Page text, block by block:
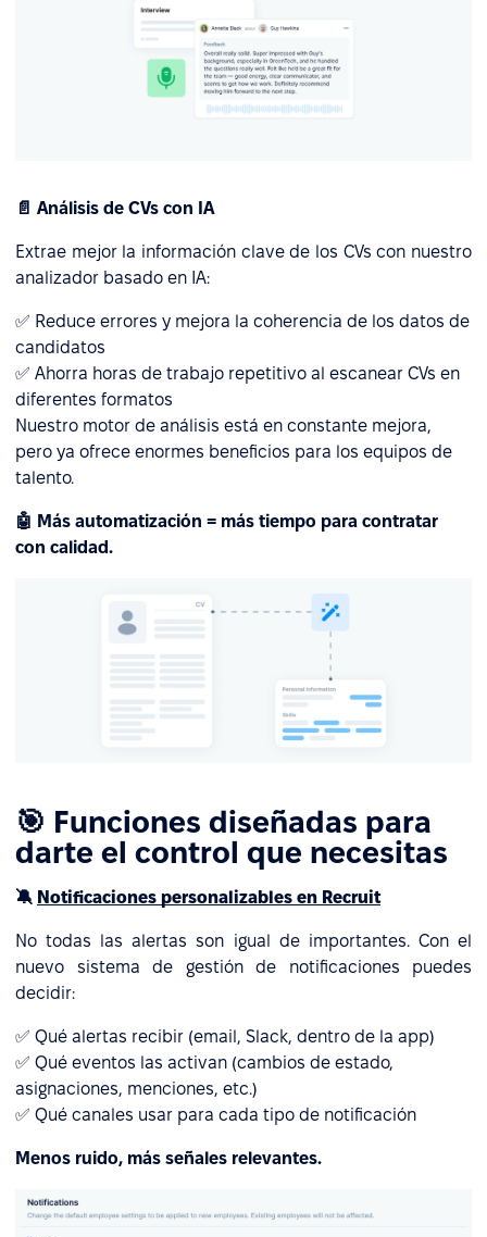
📄 Análisis de CVs con IA
Extrae mejor la información clave de los CVs con nuestro
analizador basado en IA:
✅ Reduce errores y mejora la coherencia de los datos de
candidatos
✅ Ahorra horas de trabajo repetitivo al escanear CVs en
diferentes formatos
Nuestro motor de análisis está en constante mejora,
pero ya ofrece enormes beneficios para los equipos de
talento.
🤖 Más automatización = más tiempo para contratar
con calidad.
🎯 Funciones diseñadas para
darte el control que necesitas
🔕 Notificaciones personalizables en Recruit
No todas las alertas son igual de importantes. Con el
nuevo sistema de gestión de notificaciones puedes
decidir:
✅ Qué alertas recibir (email, Slack, dentro de la app)
✅ Qué eventos las activan (cambios de estado,
asignaciones, menciones, etc.)
✅ Qué canales usar para cada tipo de notificación
Menos ruido, más señales relevantes.